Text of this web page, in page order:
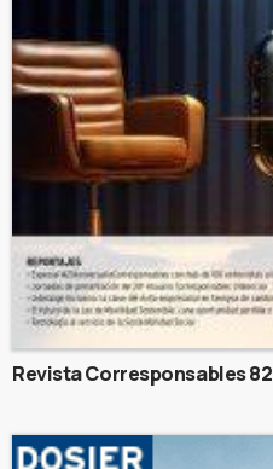
Revista Corresponsables 82